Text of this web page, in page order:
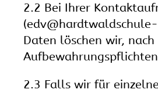
2.2 Bei Ihrer
Daten löschen wir,
2.3 Falls wir für